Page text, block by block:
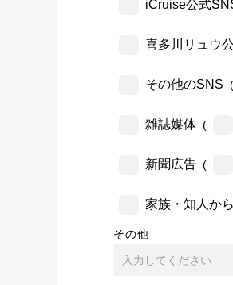
iCruise公式
喜多川リュウ
その他のSNS (
雑誌媒体 (
新聞広告 (
家族・知人か
その他